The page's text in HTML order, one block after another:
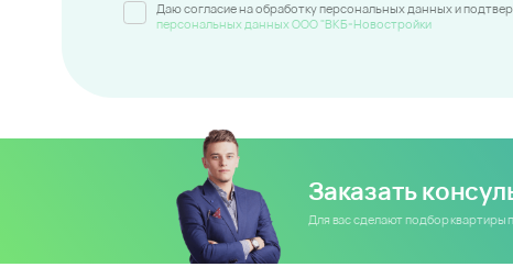
Даю согласие на обработку персональных данных и
персональных данных ООО "ВКБ-Новостройки
Заказать
Для вас сделают подбор квартиры